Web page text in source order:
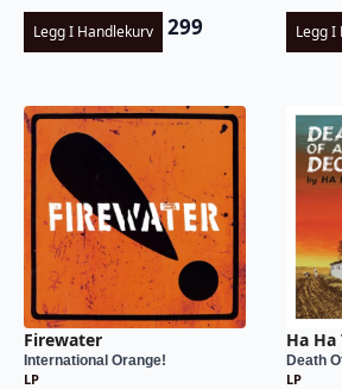
Legg I Handlekurv 299 Legg I
Firewater
International Orange!
LP
Ha Ha
Death
LP